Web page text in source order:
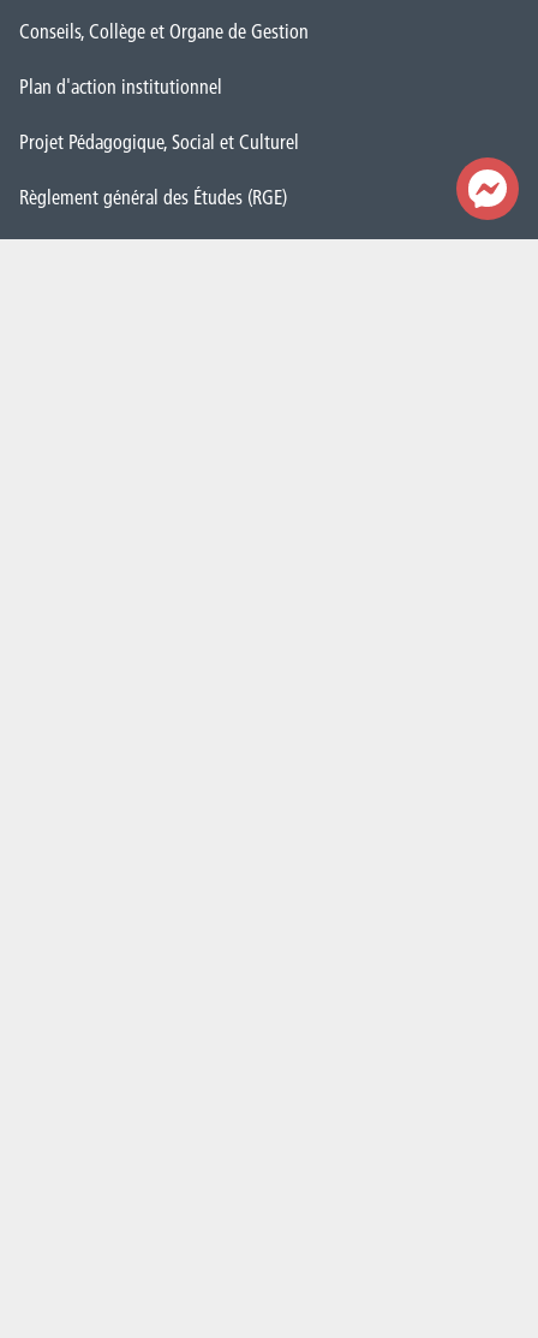
Conseils, Collège et Organe de Gestion
Plan d'action institutionnel
Projet Pédagogique, Social et Culturel
Règlement général des Études (RGE)